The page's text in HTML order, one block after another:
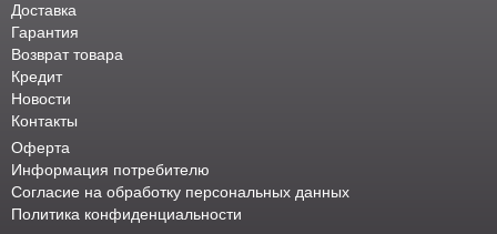
Доставка
Гарантия
Возврат товара
Кредит
Новости
Контакты
Оферта
Информация потребителю
Согласие на обработку персональных данных
Политика конфиденциальности